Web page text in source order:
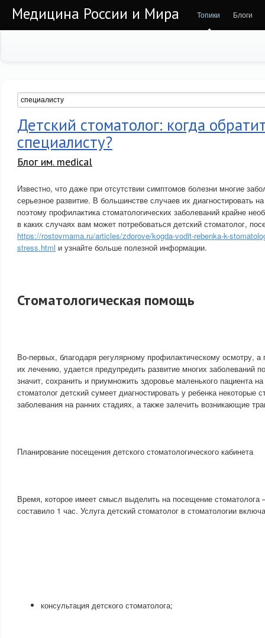
Медицина России и Мира Топики Блоги
Детский стоматолог: когда
специалисту?
Блог им. medical
Известно, что даже при отсутствии симптомов болезни многие
серьезное развитие. В большинстве случаев их диагностировать
поэтому профилактика стоматологических заболеваний крайне
в каких случаях вам может потребоваться детский стоматолог,
https://rostovmama.ru/articles/zdorove/kogda-vodit-rebenka-k-
stress.html и узнайте больше полезной информации.
Стоматологическая помощь
Во-первых, благодаря регулярному профилактическому осмотру,
их лечению, удается предупредить развитие многих заболеваний
значит, сохранить и приумножить здоровье маленького пациента
стоматолог детский сумеет диагностировать у ребенка некоторые
заболевания на ранних стадиях, а также залечить возникающие
Планирование посещения детского стоматологического кабинета
Время, которое имеет смысл выделить на посещение стоматолога
составило 1 час. Услуга детский стоматолог в стоматологии
консультация детского стоматолога;